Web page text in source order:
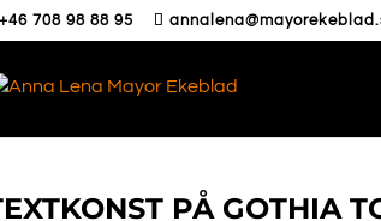
+46 708 98 88 95
PÅ GOTHIA